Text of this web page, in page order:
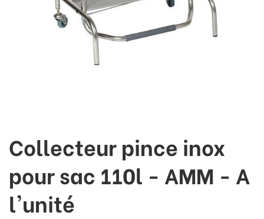
Collecteur pince inox
pour sac 110l - AMM - A
l'unité